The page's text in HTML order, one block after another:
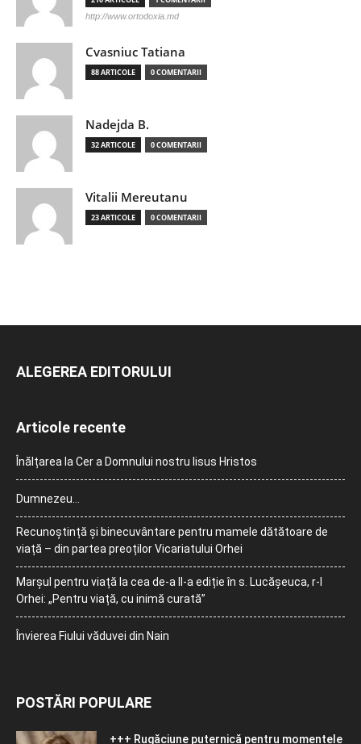
http://www.ortodoxia.md
Cvasniuc Tatiana
88 ARTICOLE 0 COMENTARII
Nadejda B.
32 ARTICOLE 0 COMENTARII
Vitalii Mereutanu
23 ARTICOLE 0 COMENTARII
ALEGEREA EDITORULUI
Articole recente
Înălțarea la Cer a Domnului nostru Iisus Hristos
Dumnezeu…
Recunoștință și binecuvântare pentru mamele dătătoare de
viață – din partea preoților Vicariatului Orhei
Marșul pentru viață la cea de-a II-a ediție în s. Lucășeuca, r-l
Orhei: „Pentru viață, cu inimă curată”
Învierea Fiului văduvei din Nain
POSTĂRI POPULARE
+++ Rugăciune puternică pentru momentele